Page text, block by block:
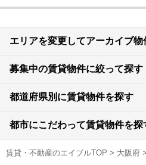
エリアを変更してアーカイブ物
募集中の賃貸物件に絞って探す
都道府県別に賃貸物件を探す
都市にこだわって賃貸物件を探
賃貸・不動産のエイブルTOP > 大阪府 >